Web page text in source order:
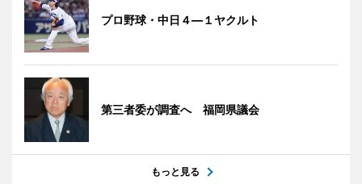
プロ野球・中日４―１ヤクルト
第三者委が調査へ 福岡県議会
もっと見る